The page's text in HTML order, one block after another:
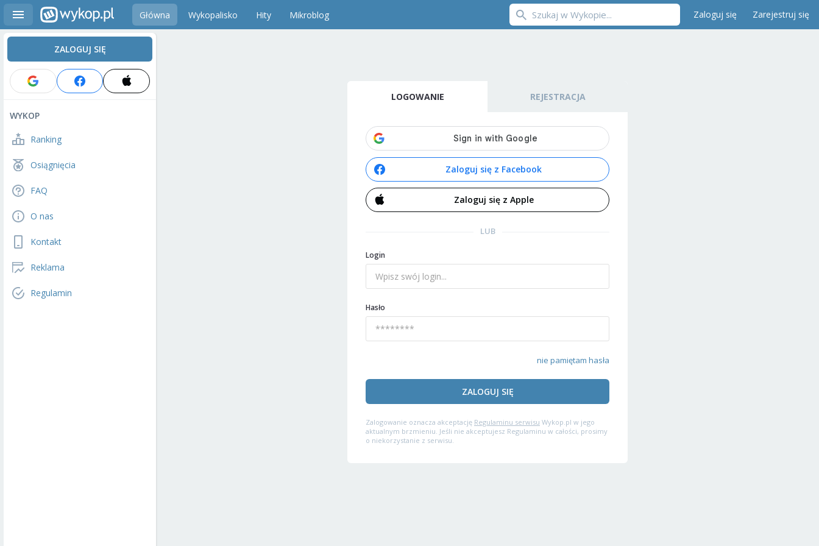
Główna Wykopalisko Hity Mikroblog Zaloguj się Zarejestruj się
ZALOGUJ SIĘ
WYKOP
Ranking
Osiągnięcia
FAQ
O nas
Kontakt
Reklama
Regulamin
LOGOWANIE REJESTRACJA
Zaloguj się z Facebook
Zaloguj się z Apple
LUB
Login
Hasło
nie pamiętam hasła
ZALOGUJ SIĘ
Zalogowanie oznacza akceptację Regulaminu serwisu Wykop.pl w jego
aktualnym brzmieniu. Jeśli nie akceptujesz Regulaminu w całości, prosimy
o niekorzystanie z serwisu.